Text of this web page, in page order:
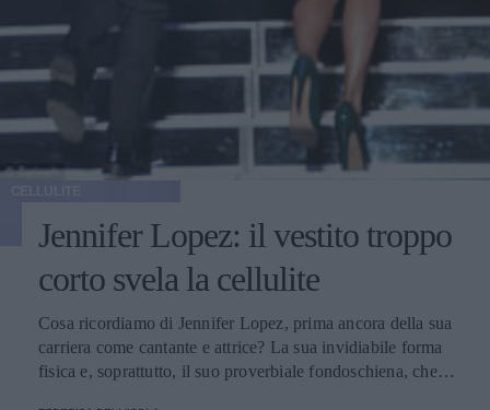
Jennifer Lopez: il vestito troppo
corto svela la cellulite
Cosa ricordiamo di Jennifer Lopez, prima ancora della sua
carriera come cantante e attrice? La sua invidiabile forma
fisica e, soprattutto, il suo proverbiale fondoschiena, che la